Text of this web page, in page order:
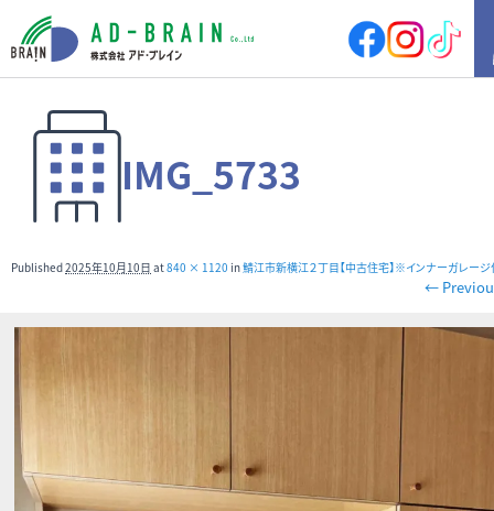
HOME
買いたい
売地
店舗付住宅
マンション
借りたい
倉庫
その他
売りたい サポート内容
売却の流れ
IMG_5733
Published2025年10月10日 at840 × 1120 in鯖江市新横江２丁目【中古住宅】※インナーガレー
←